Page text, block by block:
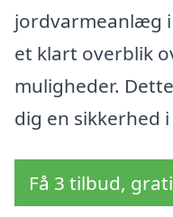
jordvarmeanlæg
et klart overblik
muligheder.
dig en sikkerhed
Få 3 tilbud,